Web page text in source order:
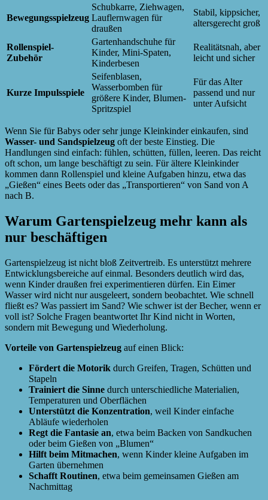
Bewegungsspielzeug
Schubkarre, Ziehwagen,
Lauflernwagen für
draußen
Stabil, kippsicher,
altersgerecht groß
Rollenspiel-
Zubehör
Gartenhandschuhe für
Kinder, Mini-Spaten,
Kinderbesen
Realitätsnah, aber
leicht und sicher
Kurze Impulsspiele
Seifenblasen,
Wasserbomben für
größere Kinder, Blumen-
Spritzspiel
Für das Alter
passend und nur
unter Aufsicht
Wenn Sie für Babys oder sehr junge Kleinkinder einkaufen, sind
Wasser- und Sandspielzeug oft der beste Einstieg. Die
Handlungen sind einfach: fühlen, schütten, füllen, leeren. Das reicht
oft schon, um lange beschäftigt zu sein. Für ältere Kleinkinder
kommen dann Rollenspiel und kleine Aufgaben hinzu, etwa das
„Gießen“ eines Beets oder das „Transportieren“ von Sand von A
nach B.
Warum Gartenspielzeug mehr kann als
nur beschäftigen
Gartenspielzeug ist nicht bloß Zeitvertreib. Es unterstützt mehrere
Entwicklungsbereiche auf einmal. Besonders deutlich wird das,
wenn Kinder draußen frei experimentieren dürfen. Ein Eimer
Wasser wird nicht nur ausgeleert, sondern beobachtet. Wie schnell
fließt es? Was passiert im Sand? Wie schwer ist der Becher, wenn er
voll ist? Solche Fragen beantwortet Ihr Kind nicht in Worten,
sondern mit Bewegung und Wiederholung.
Vorteile von Gartenspielzeug auf einen Blick:
Fördert die Motorik durch Greifen, Tragen, Schütten und
Stapeln
Trainiert die Sinne durch unterschiedliche Materialien,
Temperaturen und Oberflächen
Unterstützt die Konzentration, weil Kinder einfache
Abläufe wiederholen
Regt die Fantasie an, etwa beim Backen von Sandkuchen
oder beim Gießen von „Blumen“
Hilft beim Mitmachen, wenn Kinder kleine Aufgaben im
Garten übernehmen
Schafft Routinen, etwa beim gemeinsamen Gießen am
Nachmittag